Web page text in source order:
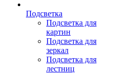
Подсветка
Подсветка для
картин
Подсветка для
зеркал
Подсветка для
лестниц